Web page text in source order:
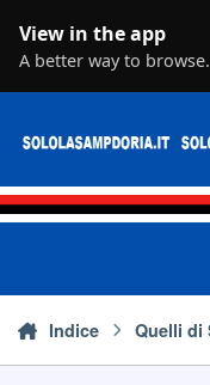
View in the app
A better way to browse.
Indice Quelli di